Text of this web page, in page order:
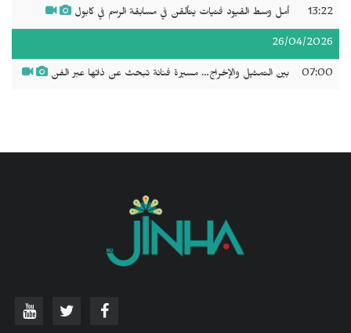
13:22 أمل وسط القيود فتيات يتألقن في مسابقة الرسم في كابول
26/04/2026
07:00 بين التمثيل والإخراج… مسيرة فنانة تبحث عن ذاتها عبر الفن